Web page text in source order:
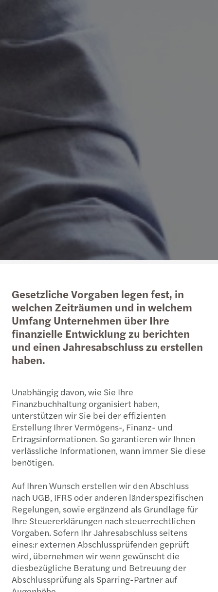
Gesetzliche Vorgaben legen fest, in
welchen Zeiträumen und in welchem
Umfang Unternehmen über Ihre
finanzielle Entwicklung zu berichten
und einen Jahresabschluss zu erstellen
haben.
Unabhängig davon, wie Sie Ihre
Finanzbuchhaltung organisiert haben,
unterstützen wir Sie bei der effizienten
Erstellung Ihrer Vermögens-, Finanz- und
Ertragsinformationen. So garantieren wir Ihnen
verlässliche Informationen, wann immer Sie diese
benötigen.
Auf Ihren Wunsch erstellen wir den Abschluss
nach UGB, IFRS oder anderen länderspezifischen
Regelungen, sowie ergänzend als Grundlage für
Ihre Steuererklärungen nach steuerrechtlichen
Vorgaben. Sofern Ihr Jahresabschluss seitens
eines:r externen Abschlussprüfenden geprüft
wird, übernehmen wir wenn gewünscht die
diesbezügliche Beratung und Betreuung der
Abschlussprüfung als Sparring-Partner auf